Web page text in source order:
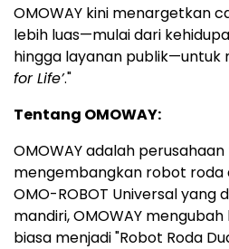
OMOWAY kini menargetkan
lebih luas—mulai dari
hingga layanan publik—untuk
for Life’."
Tentang OMOWAY:
OMOWAY adalah
mengembangkan robot roda
OMO-ROBOT Universal yang
mandiri, OMOWAY
biasa menjadi "Robot Roda